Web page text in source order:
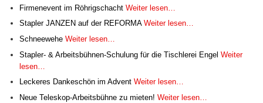
Firmenevent im Röhrigschacht Weiter lesen…
Stapler JANZEN auf der REFORMA Weiter lesen…
Schneewehe Weiter lesen…
Stapler- & Arbeitsbühnen-Schulung für die Tischlerei Engel Weiter
lesen…
Leckeres Dankeschön im Advent Weiter lesen…
Neue Teleskop-Arbeitsbühne zu mieten! Weiter lesen…